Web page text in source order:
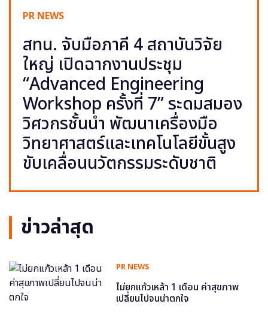
PR NEWS
สทน. จับมือภาคี 4 สถาบันวิจัย
ใหญ่ เปิดฉากงานประชุม
“Advanced Engineering
Workshop ครั้งที่ 7” ระดมสมอง
วิศวกรชั้นนำ พัฒนาเครื่องมือ
วิทยาศาสตร์และเทคโนโลยีขั้นสูง
ขับเคลื่อนนวัตกรรมระดับชาติ
ข่าวล่าสุด
PR NEWS
ไม่ยกแก้วเหล้า 1 เดือน ค่าสุขภาพ
เปลี่ยนไปจนน่าตกใจ